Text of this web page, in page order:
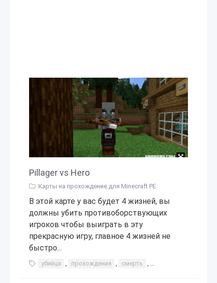
Pillager vs Hero
Карты на прохождение для Minecraft PE
В этой карте у вас будет 4 жизней, вы
должны убить противоборствующих
игроков чтобы выиграть в эту
прекрасную игру, главное 4 жизней не
быстро...
убийца , прохождения , смерть , выживание